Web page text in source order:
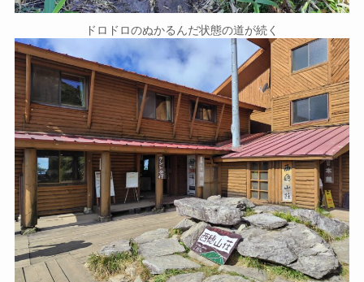
ドロドロのぬかるんだ状態の道が続く